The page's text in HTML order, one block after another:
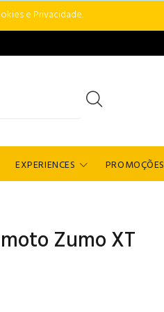
e Privacidade.
EXPERIENCES PROMOÇÕES
Zumo XT